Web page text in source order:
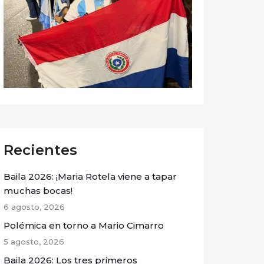
Recientes
Baila 2026: ¡Maria Rotela viene a tapar
muchas bocas!
6 agosto, 2026
Polémica en torno a Mario Cimarro
5 agosto, 2026
Baila 2026: Los tres primeros